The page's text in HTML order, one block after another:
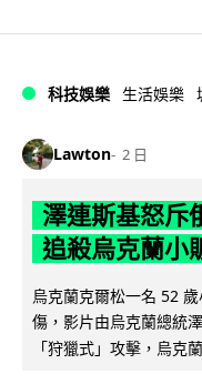
科技娛樂 生活娛樂
Lawton 2 日
澤連斯基怒斥
追殺烏克蘭小
烏克蘭克爾松一名 52
傷，影片由烏克蘭總統
「狩獵式」攻擊，烏克